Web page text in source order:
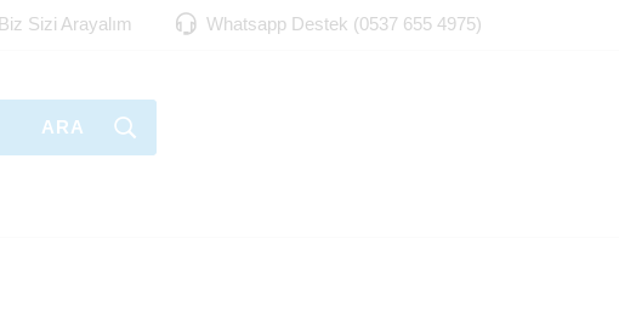
Biz Sizi Arayalım Whatsapp Destek (0537 655 4975)
ARA